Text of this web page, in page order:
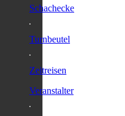
Schachecke
Turnbeutel
Zeitreisen
Veranstalter